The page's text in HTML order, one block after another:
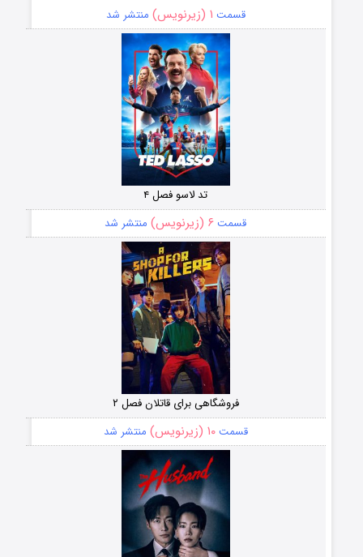
قسمت ۱ (زیرنویس) منتشر شد
تد لاسو فصل ۴
قسمت ۶ (زیرنویس) منتشر شد
فروشگاهی برای قاتلان فصل ۲
قسمت۱۰ (زیرنویس) منتشر شد